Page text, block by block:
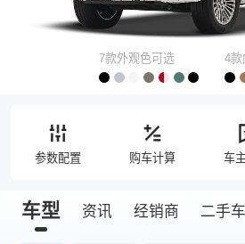
7款外观色可选 4款
参数配置 购车计算 车
车型 资讯 经销商 二手车